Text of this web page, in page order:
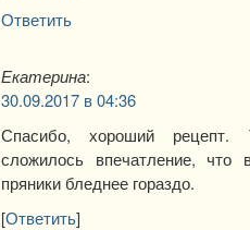
Ответить
Екатерина:
30.09.2017 в 04:36
Спасибо, хороший
сложилось впечатление,
пряники бледнее гораздо.
[Ответить]